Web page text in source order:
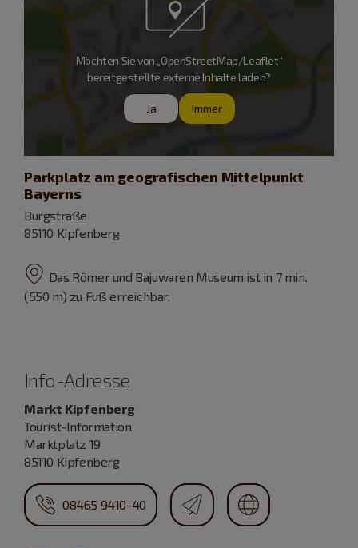
Möchten Sie von „OpenStreetMap/Leaflet“
bereitgestellte externe Inhalte laden?
Ja Immer
Parkplatz am geografischen Mittelpunkt
Bayerns
Burgstraße
85110 Kipfenberg
Das Römer und Bajuwaren Museum ist in 7 min.
(550 m) zu Fuß erreichbar.
Info-Adresse
Markt Kipfenberg
Tourist-Information
Marktplatz 19
85110 Kipfenberg
08465 9410-40